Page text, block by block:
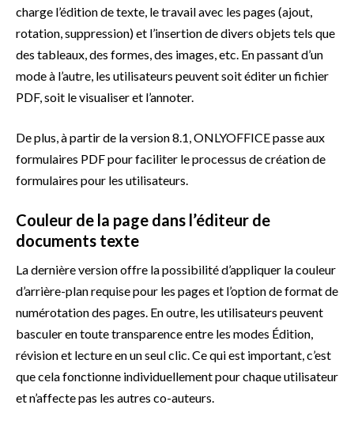
charge l’édition de texte, le travail avec les pages (ajout,
rotation, suppression) et l’insertion de divers objets tels que
des tableaux, des formes, des images, etc. En passant d’un
mode à l’autre, les utilisateurs peuvent soit éditer un fichier
PDF, soit le visualiser et l’annoter.
De plus, à partir de la version 8.1, ONLYOFFICE passe aux
formulaires PDF pour faciliter le processus de création de
formulaires pour les utilisateurs.
Couleur de la page dans l’éditeur de
documents texte
La dernière version offre la possibilité d’appliquer la couleur
d’arrière-plan requise pour les pages et l’option de format de
numérotation des pages. En outre, les utilisateurs peuvent
basculer en toute transparence entre les modes Édition,
révision et lecture en un seul clic. Ce qui est important, c’est
que cela fonctionne individuellement pour chaque utilisateur
et n’affecte pas les autres co-auteurs.